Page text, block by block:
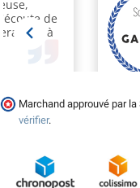
Marchand approuvé par
vérifier.